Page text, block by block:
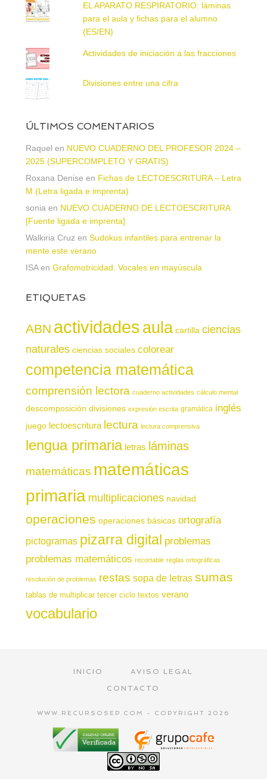
EL APARATO RESPIRATORIO: láminas
para el aula y fichas para el alumno
(ES/EN)
Actividades de iniciación a las fracciones
Divisiones entre una cifra
ÚLTIMOS COMENTARIOS
Raquel en NUEVO CUADERNO DEL PROFESOR 2024 –
2025 (SUPERCOMPLETO Y GRATIS)
Roxana Denise en Fichas de LECTOESCRITURA – Letra
M (Letra ligada e imprenta)
sonia en NUEVO CUADERNO DE LECTOESCRITURA
[Fuente ligada e imprenta]
Walkiria Cruz en Sudokus infantiles para entrenar la
mente este verano
ISAen Grafomotricidad. Vocales en mayúscula
ETIQUETAS
ABN actividadesaula cartilla ciencias
naturales ciencias sociales colorear
competencia matemática
comprensión lectora cuaderno actividades cálculo mental
descomposición divisiones expresión escrita gramática inglés
juego lectoescritura lectura lectura comprensiva
lengua primaria letras láminas
matemáticas matemáticas
primaria multiplicaciones navidad
operaciones operaciones básicas ortografía
pictogramas pizarra digital problemas
problemas matemáticos recortable reglas ortográficas
resolución de problemas restas sopa de letras sumas
tablas de multiplicar tercer ciclo textos verano
vocabulario
INICIO
AVISO LEGAL
CONTACTO
WWW.RECURSOSEP.COM - COPYRIGHT 2026